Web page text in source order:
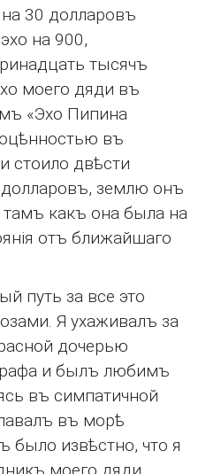
30 долларовъ
на 900,
тысячъ
моего дяди въ
«Эхо Пипина
въ
стоило двѣсти
землю онъ
тамъ какъ она была на
отъ ближайшаго
путь за все это
Я ухаживалъ за
дочерью
и былъ любимъ
въ симпатичной
въ морѣ
было извѣстно, что я